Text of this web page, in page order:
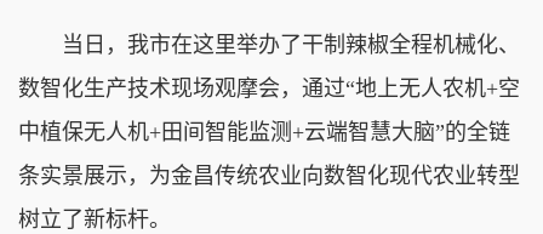
当日，我市在这里举办了干制辣椒全程机械化、
数智化生产技术现场观摩会，通过“地上无人农机+空
中植保无人机+田间智能监测+云端智慧大脑”的全链
条实景展示，为金昌传统农业向数智化现代农业转型
树立了新标杆。